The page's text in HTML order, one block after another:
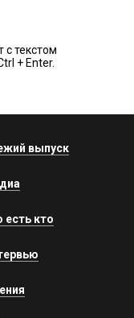
с текстом
+ Enter.
выпуск
есть кто